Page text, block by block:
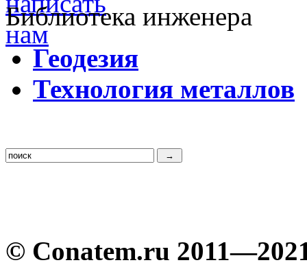
Библиотека инженера
Геодезия
Технология металлов
© Conatem.ru